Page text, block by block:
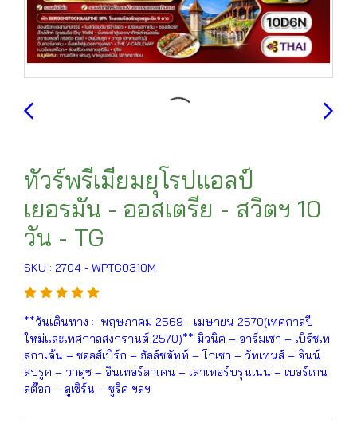
ทัวร์พรีเมียมยุโรปแอลป์
เยอรมัน - ออสเตรีย - สวิตฯ 10
วัน - TG
SKU : 2704 - WPTG0310M
**วันเดินทาง : พฤษภาคม 2569 - เมษายน 2570(เทศกาลปี
ใหม่และเทศกาลสงกรานต์ 2570)** มิวนิค – อาร์มเซา – เบิร์ชเท
สกาเด้น – ซอลส์เบิร์ก – ฮัลล์ชตัทท์ – โกเซา – วัทเทนส์ – อินน์
สบรูค – วาดุซ – อินเทอร์ลาเคน – เลาเทอร์บรุนเนน – เบอร์เกน
สต๊อก – ลูเซิร์น – ซูริค ฯลฯ